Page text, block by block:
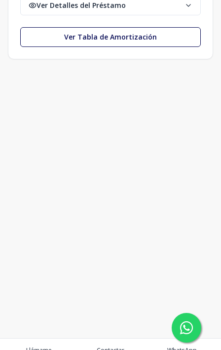
Ver Detalles del Préstamo
Ver Tabla de Amortización